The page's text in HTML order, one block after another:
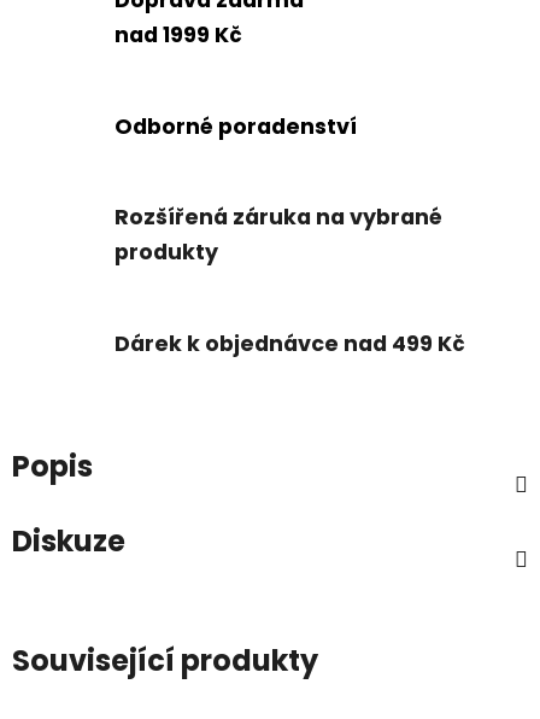
nad 1999 Kč
Odborné poradenství
Rozšířená záruka na vybrané
produkty
Dárek k objednávce nad 499 Kč
Popis
Diskuze
Související produkty